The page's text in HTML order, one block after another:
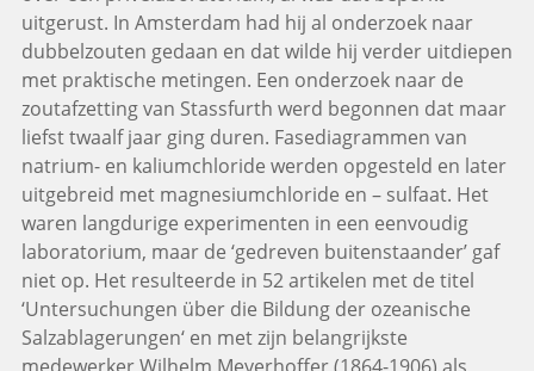
uitgerust. In Amsterdam had hij al onderzoek naar
dubbelzouten gedaan en dat wilde hij verder uitdiepen
met praktische metingen. Een onderzoek naar de
zoutafzetting van Stassfurth werd begonnen dat maar
liefst twaalf jaar ging duren. Fasediagrammen van
natrium- en kaliumchloride werden opgesteld en later
uitgebreid met magnesiumchloride en – sulfaat. Het
waren langdurige experimenten in een eenvoudig
laboratorium, maar de ‘gedreven buitenstaander’ gaf
niet op. Het resulteerde in 52 artikelen met de titel
‘Untersuchungen über die Bildung der ozeanische
Salzablagerungen‘ en met zijn belangrijkste